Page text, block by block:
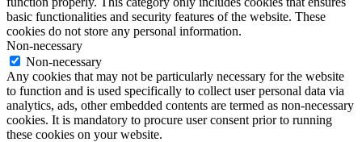
basic functionalities and security features of the website. These
cookies do not store any personal information.
Non-necessary
Non-necessary
Any cookies that may not be particularly necessary for the website
to function and is used specifically to collect user personal data via
analytics, ads, other embedded contents are termed as non-necessary
cookies. It is mandatory to procure user consent prior to running
these cookies on your website.